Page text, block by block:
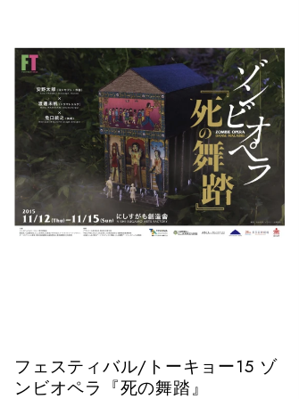
フェスティバル/トーキョー15 ゾ
ンビオペラ『死の舞踏』